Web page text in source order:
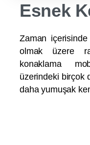
Esnek
Zaman içerisinde
olmak üzere
konaklama
üzerindeki birçok
daha yumuşak